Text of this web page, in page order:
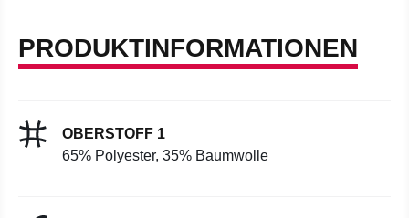
PRODUKTINFORMATIONEN
OBERSTOFF 1
65% Polyester, 35% Baumwolle